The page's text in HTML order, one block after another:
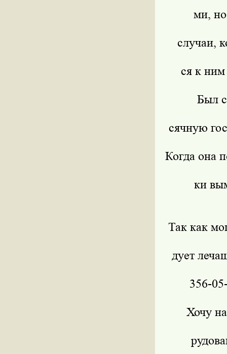
ми,
случаи,
ся к ним
Был
сячную
Когда она
ки
Так как
дует
356-
Хочу